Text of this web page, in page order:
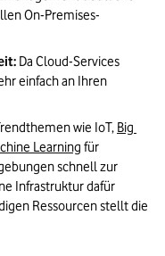
On-Premises-
Da Cloud-Services
einfach an Ihren
wie IoT, Big
Learning für
schnell zur
Infrastruktur dafür
Ressourcen stellt die